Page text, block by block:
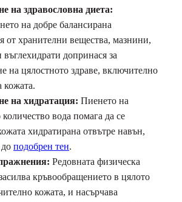
на здравословна диета:
на добре балансирана
от хранителни вещества, мазнини,
допринася за
на цялостното здраве, включително
кожата.
на хидратация: Пиенето на
количество вода помага да се
хидратирана отвътре навън,
подобрен тен.
Редовната физическа
кръвообращението в цялото
кожата, и насърчава